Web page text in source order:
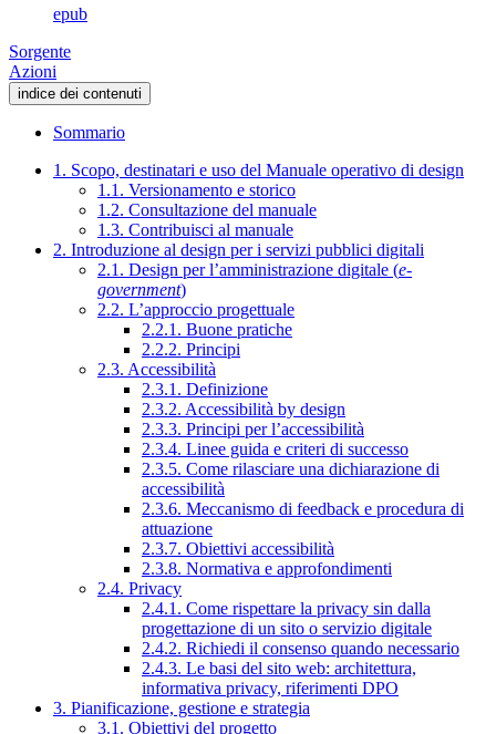
epub
Sorgente
Azioni
indice dei contenuti
Sommario
1. Scopo, destinatari e uso del Manuale operativo di design
1.1. Versionamento e storico
1.2. Consultazione del manuale
1.3. Contribuisci al manuale
2. Introduzione al design per i servizi pubblici digitali
2.1. Design per l’amministrazione digitale (e-
government)
2.2. L’approccio progettuale
2.2.1. Buone pratiche
2.2.2. Principi
2.3. Accessibilità
2.3.1. Definizione
2.3.2. Accessibilità by design
2.3.3. Principi per l’accessibilità
2.3.4. Linee guida e criteri di successo
2.3.5. Come rilasciare una dichiarazione di
accessibilità
2.3.6. Meccanismo di feedback e procedura di
attuazione
2.3.7. Obiettivi accessibilità
2.3.8. Normativa e approfondimenti
2.4. Privacy
2.4.1. Come rispettare la privacy sin dalla
progettazione di un sito o servizio digitale
2.4.2. Richiedi il consenso quando necessario
2.4.3. Le basi del sito web: architettura,
informativa privacy, riferimenti DPO
3. Pianificazione, gestione e strategia
3.1. Obiettivi del progetto